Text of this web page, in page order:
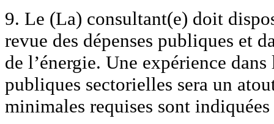
9. Le (La) consultant(e) doit
revue des dépenses publiques et
de l’énergie. Une expérience
publiques sectorielles sera un
minimales requises sont